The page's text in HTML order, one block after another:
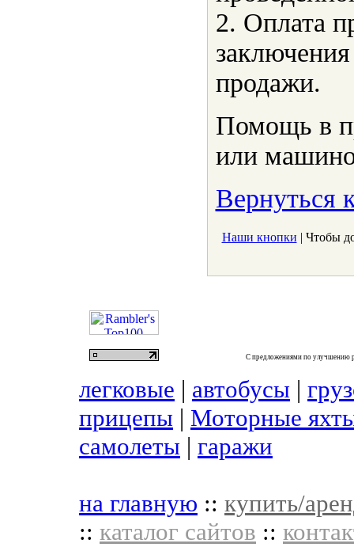
2. Оплата
продажи.
Помощь в
или
Вернуться
Наши кнопки | Чтобы
С предложениями по улучшению
легковые | автобусы |
прицепы | Моторные
самолеты | гаражи
на главную :: купить/
:: каталог сайтов ::